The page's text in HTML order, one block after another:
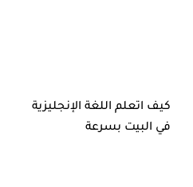
كيف اتعلم اللغة الإنجليزية
في البيت بسرعة